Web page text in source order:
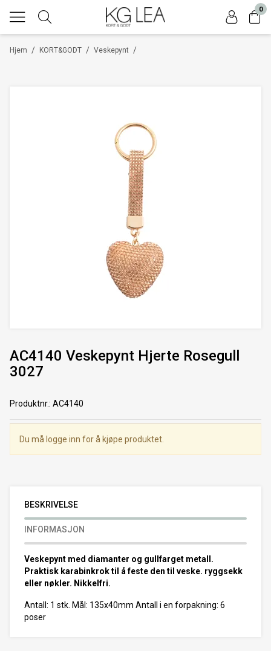
0
/
Hjem /
KORT&GODT /
Veskepynt
AC4140 Veskepynt Hjerte Rosegull
3027
Produktnr.: AC4140
Du må logge inn for å kjøpe produktet.
BESKRIVELSE
INFORMASJON
Veskepynt med diamanter og gullfarget metall.
Praktisk karabinkrok til å feste den til veske. ryggsekk
eller nøkler. Nikkelfri.
Antall: 1 stk. Mål: 135x40mm Antall i en forpakning: 6
poser